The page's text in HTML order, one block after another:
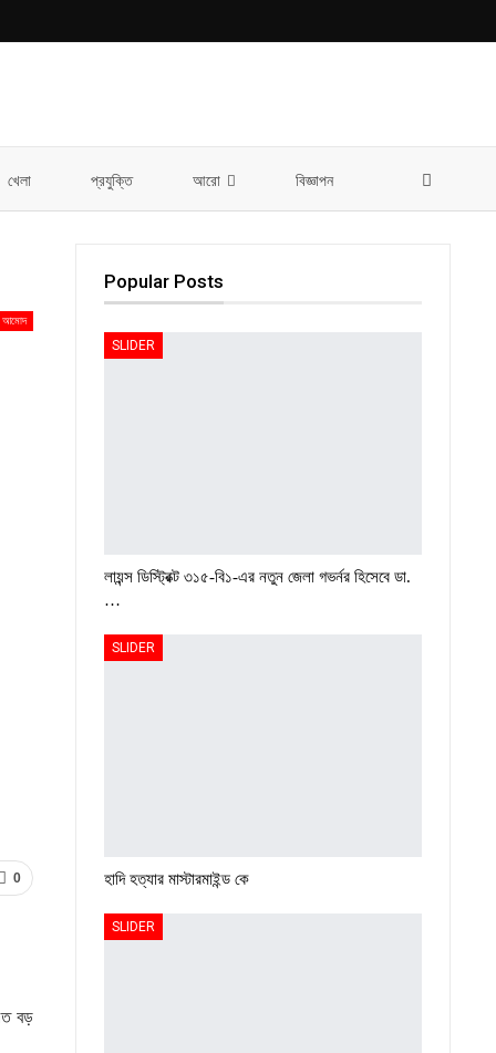
খেলা প্রযুক্তি আরো বিজ্ঞাপন
আমোদ
0
বড়
Popular Posts
SLIDER
লায়ন্স ডিস্ট্রিক্ট ৩১৫-বি১-এর নতুন জেলা গভর্নর হিসেবে ডা.
…
SLIDER
হাদি হত্যার মাস্টারমাইন্ড কে
SLIDER